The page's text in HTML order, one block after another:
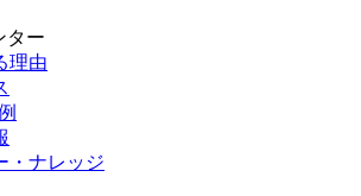
ター
理由
・ナレッジ